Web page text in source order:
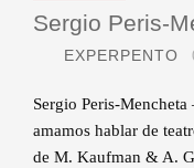
Sergio Peris-
EXPERPENTO
Sergio Peris-
amamos hablar de
de M. Kaufman & A.